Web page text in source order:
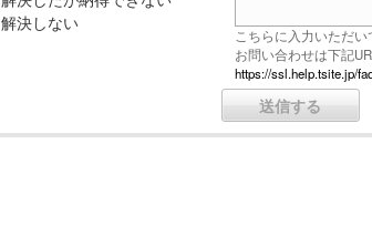
解決しない
こちらに入力いただ
お問い合わせは下記
https://ssl.help.tsite.jp/